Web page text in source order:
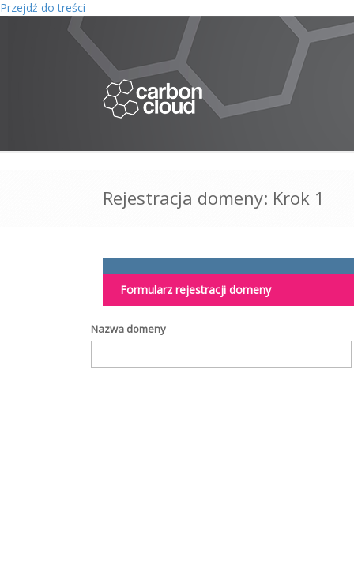
Przejdź do treści
Rejestracja domeny: Krok 1
Formularz rejestracji domeny
Nazwa domeny